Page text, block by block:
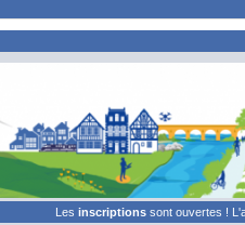
Les inscriptions sont ouvertes !